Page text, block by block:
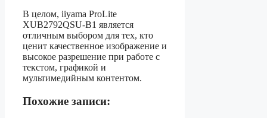
В целом, iiyama ProLite
XUB2792QSU-B1 является
отличным выбором для тех, кто
ценит качественное изображение и
высокое разрешение при работе с
текстом, графикой и
мультимедийным контентом.
Похожие записи: